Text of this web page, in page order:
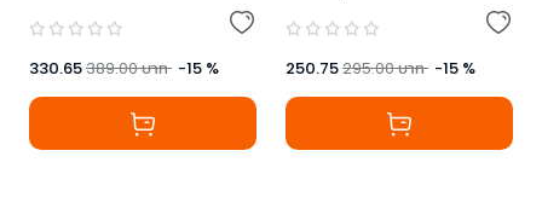
330.65389.00บาท -15 % 250.75295.00บาท -15 %